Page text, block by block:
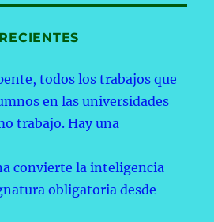
todos los trabajos que
en las universidades
trabajo. Hay una
convierte la inteligencia
obligatoria desde